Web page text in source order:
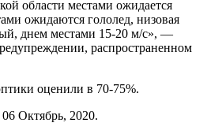
области местами ожидается
ожидаются гололед, низовая
днем местами 15-20 м/с», —
распространенном
оценили в 70-75%.
06 Октябрь, 2020.